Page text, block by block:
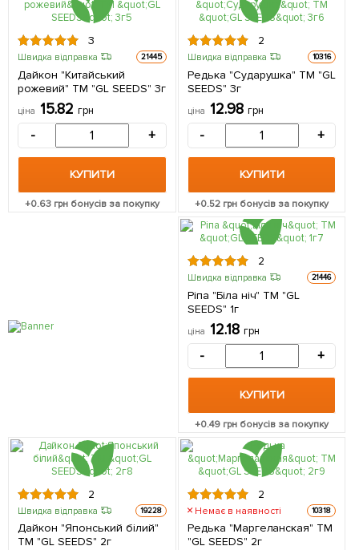
3
Швидка відправка 21445
Дайкон "Китайський
рожевий" ТМ "GL SEEDS" 3г
ціна 15.82 грн
- +
КУПИТИ
+0.63 грн бонусів за покупку
2
Швидка відправка 10316
Редька "Сударушка" ТМ "GL
SEEDS" 3г
ціна 12.98 грн
- +
КУПИТИ
+0.52 грн бонусів за покупку
2
Швидка відправка 21446
Ріпа "Біла ніч" ТМ "GL
SEEDS" 1г
ціна 12.18 грн
- +
КУПИТИ
+0.49 грн бонусів за покупку
2
Швидка відправка 19228
Дайкон "Японський білий"
ТМ "GL SEEDS" 2г
2
Немає в наявності 10318
Редька "Маргеланская" ТМ
"GL SEEDS" 2г